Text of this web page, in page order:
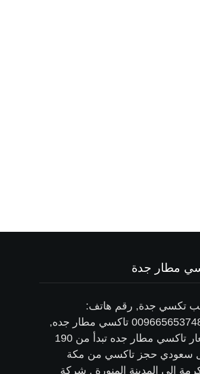
مطار جدة
تكسي جدة, رقم هاتف:
00966565374818 تاكسي مطار جده,
اسعار تاكسي مطار جده تبدأ من 190
سعودي حجز تاكسي من مكة
إلى المدينة المنورة , شركة